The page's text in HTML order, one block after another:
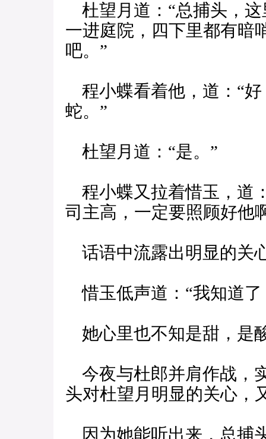
杜望月道：“总捕头，
一进庭院，四下里都有暗
吧。”
程小蝶看着他，道：“
蛇。”
杜望月道：“是。”
程小蝶又拉着惜玉，道
司主高，一定要照顾好他
话语中流露出明显的关
惜玉低声道：“我知道了
她心里也不知是甜，是
今夜与杜郎并肩作战，
头对杜望月明显的关心，
因为她能听出来，总捕